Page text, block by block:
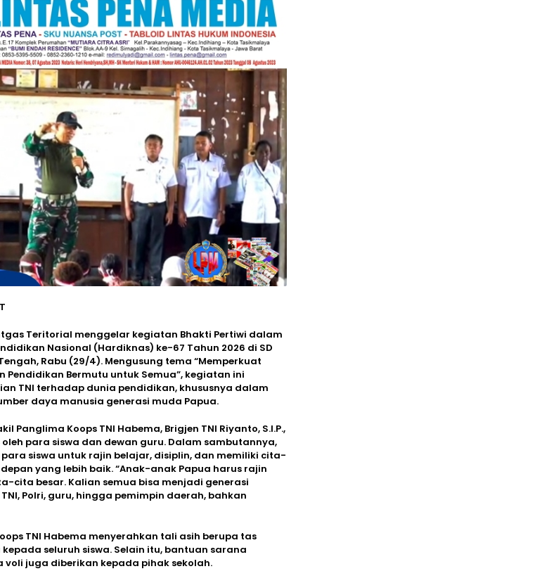
Teritorial menggelar kegiatan Bhakti Pertiwi dalam
Nasional (Hardiknas) ke-67 Tahun 2026 di SD
Rabu (29/4). Mengusung tema “Memperkuat
Pendidikan Bermutu untuk Semua”, kegiatan ini
TNI terhadap dunia pendidikan, khususnya dalam
daya manusia generasi muda Papua.
Panglima Koops TNI Habema, Brigjen TNI Riyanto, S.I.P.,
para siswa dan dewan guru. Dalam sambutannya,
siswa untuk rajin belajar, disiplin, dan memiliki cita-
yang lebih baik. “Anak-anak Papua harus rajin
cita besar. Kalian semua bisa menjadi generasi
Polri, guru, hingga pemimpin daerah, bahkan
TNI Habema menyerahkan tali asih berupa tas
seluruh siswa. Selain itu, bantuan sarana
juga diberikan kepada pihak sekolah.